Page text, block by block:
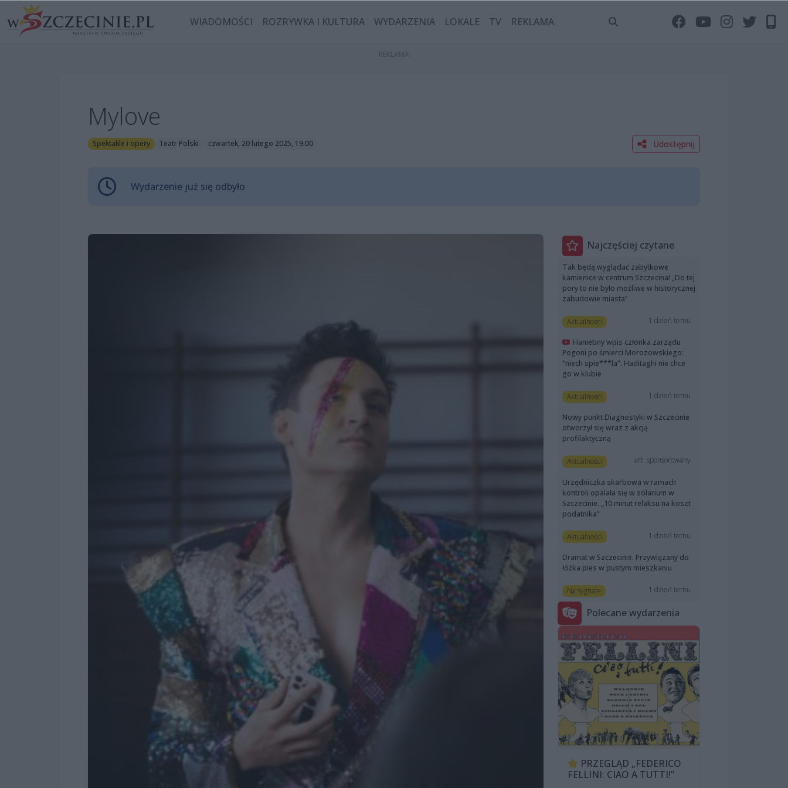
WIADOMOŚCI ROZRYWKA I KULTURA WYDARZENIA LOKALE TV REKLAMA
Mylove
Spektakle i opery Teatr Polski czwartek, 20 lutego 2025, 19:00 Udostępnij
Wydarzenie już się odbyło
Najczęściej czytane
Tak będą wyglądać zabytkowe
kamienice w centrum Szczecina! „Do tej
pory to nie było możliwe w historycznej
zabudowie miasta”
Aktualności 1 dzień temu
Haniebny wpis członka zarządu
Pogoni po śmierci Morozowskiego:
“niech spie***la”. Haditaghi nie chce
go w klubie
Aktualności 1 dzień temu
Nowy punkt Diagnostyki w Szczecinie
otworzył się wraz z akcją
profilaktyczną
Aktualności art. sponsorowany
Urzędniczka skarbowa w ramach
kontroli opalała się w solarium w
Szczecinie. „10 minut relaksu na koszt
podatnika”
Aktualności 1 dzień temu
Dramat w Szczecinie. Przywiązany do
łóżka pies w pustym mieszkaniu
Na sygnale 1 dzień temu
Polecane wydarzenia
PRZEGLĄD „FEDERICO
FELLINI: CIAO A TUTTI!”